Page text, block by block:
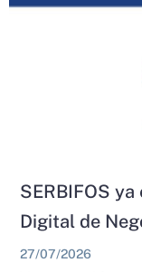
SERBIFOS
Digital de
27/07/2026